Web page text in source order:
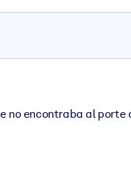
no encontraba al porte